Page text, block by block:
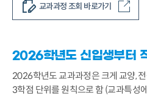
교과과정 조회 바로가기
2026학년도 신입생부터
2026학년도 교과과정은 크게 교양,
3학점 단위를 원칙으로 함 (교과특성